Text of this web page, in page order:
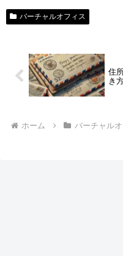
バーチャルオフィス
住
き
ホーム バーチャル